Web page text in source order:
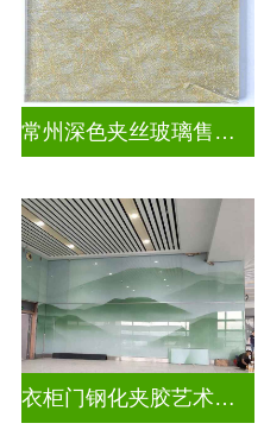
常州深色夹丝玻璃售价多少
衣柜门钢化夹胶艺术玻璃